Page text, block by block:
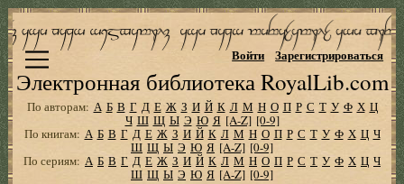
Электронная библиотека RoyalLib.com
Войти Зарегистрироваться
По авторам: А Б В Г Д Е Ж З И Й К Л М Н О П Р С Т У Ф Х Ц
Ч Ш Щ Ы Э Ю Я [A-Z] [0-9]
По книгам: А Б В Г Д Е Ж З И Й К Л М Н О П Р С Т У Ф Х Ц Ч
Ш Щ Ы Э Ю Я [A-Z] [0-9]
По сериям: А Б В Г Д Е Ж З И Й К Л М Н О П Р С Т У Ф Х Ц Ч
Ш Щ Ы Э Ю Я [A-Z] [0-9]